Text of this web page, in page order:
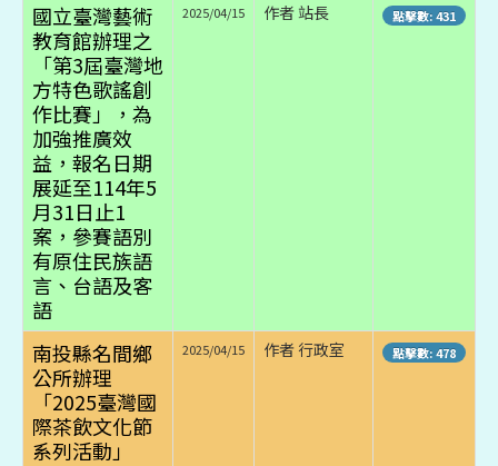
國立臺灣藝術
教育館辦理之
「第3屆臺灣地
方特色歌謠創
作比賽」，為
加強推廣效
益，報名日期
展延至114年5
月31日止1
案，參賽語別
有原住民族語
言、台語及客
語
2025/04/15 作者 站長 點擊數: 431
南投縣名間鄉
公所辦理
「2025臺灣國
際茶飲文化節
系列活動」
2025/04/15 作者 行政室 點擊數: 478